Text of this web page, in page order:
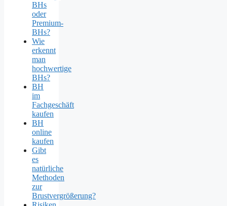
BHs
oder
Premium-
BHs?
Wie
erkennt
man
hochwertige
BHs?
BH
im
Fachgeschäft
kaufen
BH
online
kaufen
Gibt
es
natürliche
Methoden
zur
Brustvergrößerung?